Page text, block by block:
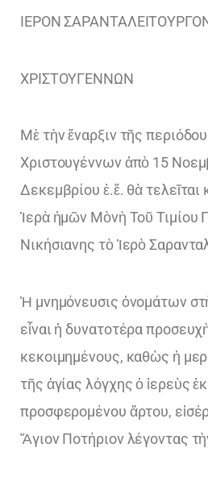
ΙΕΡΟΝ
ΧΡΙΣΤΟΥΓΕΝΝΩΝ
Μὲ τὴν ἔναρξιν τῆς
Χριστουγέννων ἀπὸ 15
Δεκεμβρίου ἐ.ἔ. θὰ τελεῖται
Ἱερὰ ἡμῶν Μὸνὴ Τοῦ Τιμίου
Νικήσιανης τὸ Ἱερὸ
Ἡ μνημόνευσις ὀνομάτων
εἶναι ἡ δυνατοτέρα
κεκοιμημένους, καθὼς ἡ
τῆς ἁγίας λόγχης ὁ ἱερεὺς
προσφερομένου ἄρτου,
Ἅγιον Ποτήριον λέγοντας